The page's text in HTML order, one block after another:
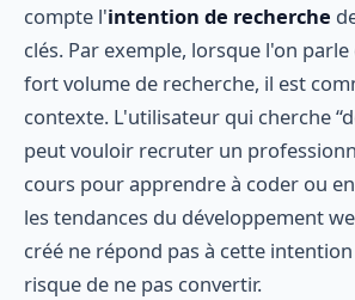
compte l'intention de recherche
clés. Par exemple, lorsque l'on parle
fort volume de recherche, il est
contexte. L'utilisateur qui cherche
peut vouloir recruter un
cours pour apprendre à coder ou
les tendances du développement
créé ne répond pas à cette
risque de ne pas convertir.